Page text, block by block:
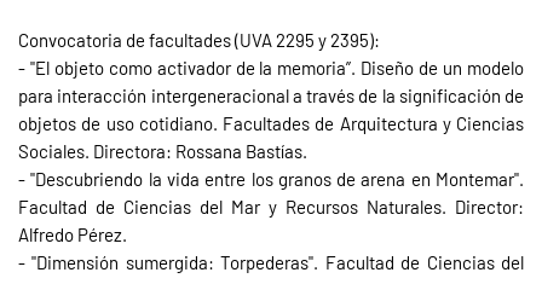
Convocatoria de facultades (UVA 2295 y 2395):
- "El objeto como activador de la memoria”. Diseño de un modelo
para interacción intergeneracional a través de la significación de
objetos de uso cotidiano. Facultades de Arquitectura y Ciencias
Sociales. Directora: Rossana Bastías.
- "Descubriendo la vida entre los granos de arena en Montemar".
Facultad de Ciencias del Mar y Recursos Naturales. Director:
Alfredo Pérez.
- "Dimensión sumergida: Torpederas". Facultad de Ciencias del